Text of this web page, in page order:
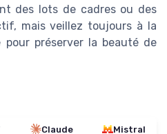
des lots de cadres ou des
mais veillez toujours à la
préserver la beauté de
Claude Mistral